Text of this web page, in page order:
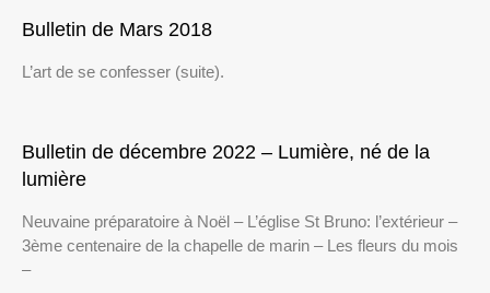
Bulletin de Mars 2018
L’art de se confesser (suite).
Bulletin de décembre 2022 – Lumière, né de la
lumière
Neuvaine préparatoire à Noël – L’église St Bruno: l’extérieur –
3ème centenaire de la chapelle de marin – Les fleurs du mois
–